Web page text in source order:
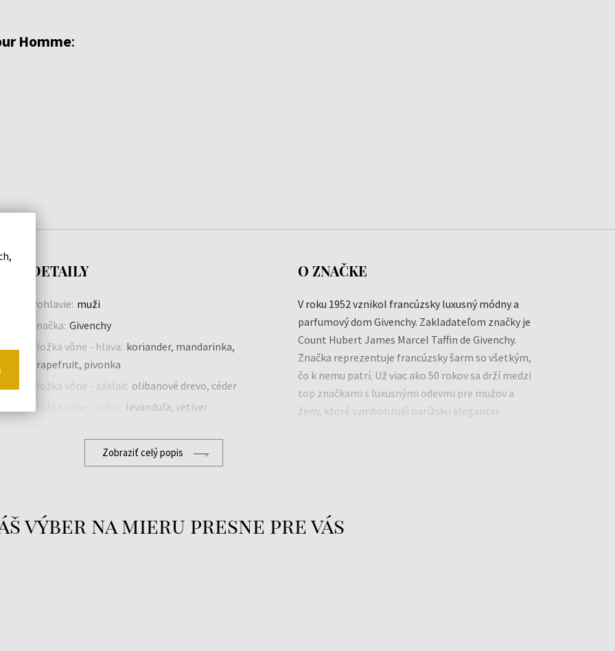
Homme:
DETAILY
Pohlavie: muži
Značka: Givenchy
Zložka vône - hlava: koriander, mandarinka,
grapefruit, pivonka
Zložka vône - základ: olibanové drevo, céder
levanduľa, vetiver
O ZNAČKE
V roku 1952 vznikol francúzsky luxusný módny a
parfumový dom Givenchy. Zakladateľom značky je
Count Hubert James Marcel Taffin de Givenchy.
Značka reprezentuje francúzsky šarm so všetkým,
čo k nemu patrí. Už viac ako 50 rokov sa drží medzi
top značkami s luxusnými odevmi pre mužov a
ženy, ktoré symbolizujú parížsku eleganciu.
Zobraziť celý popis
výber na mieru presne pre vás